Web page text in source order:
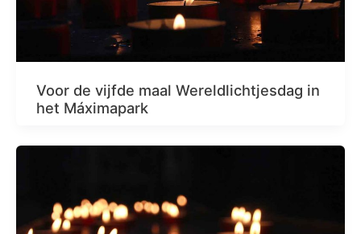
Voor de vijfde maal Wereldlichtjesdag in
het Máximapark